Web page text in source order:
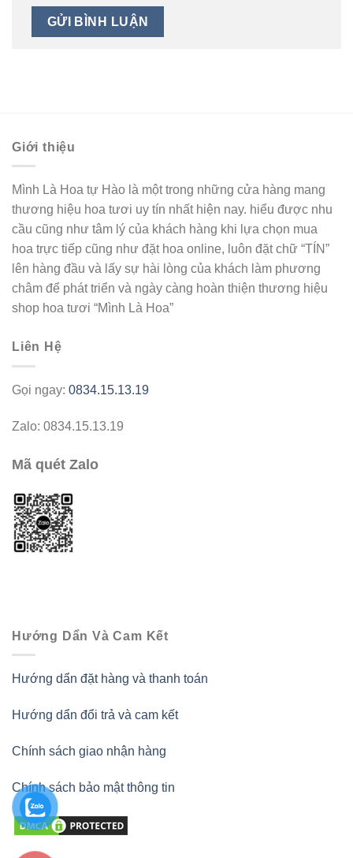
Giới thiệu
Mình Là Hoa tự Hào là một trong những cửa hàng mang
thương hiệu hoa tươi uy tín nhất hiện nay. hiểu được nhu
cầu cũng như tâm lý của khách hàng khi lựa chọn mua
hoa trực tiếp cũng như đặt hoa online, luôn đặt chữ “TÍN”
lên hàng đầu và lấy sự hài lòng của khách làm phương
châm để phát triển và ngày càng hoàn thiện thương hiệu
shop hoa tươi “Mình Là Hoa”
Liên Hệ
Gọi ngay: 0834.15.13.19
Zalo: 0834.15.13.19
Mã quét Zalo
Hướng Dẩn Và Cam Kết
Hướng dẩn đặt hàng và thanh toán
Hướng dẩn đổi trả và cam kết
Chính sách giao nhận hàng
Chính sách bảo mật thông tin